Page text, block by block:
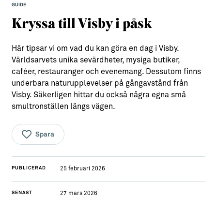
Aktiviteter
Möten & kongresser
Hansestaden världsarv
Gotlands kulturarv
Almedalsveckan
Medeltidsveckan
→ Gutamål och gotländska
→ Hyra bostad
→ Köpa bostad
→ Bygga hus
Allt om livet på Ön
→ Fritidsliv
→ Idrottsliv
→ Tonårsliv
GUIDE
Kryssa till Visby i påsk
Här tipsar vi om vad du kan göra en dag i Visby.
Världsarvets unika sevärdheter, mysiga butiker,
caféer, restauranger och evenemang. Dessutom finns
underbara naturupplevelser på gångavstånd från
Visby. Säkerligen hittar du också några egna små
smultronställen längs vägen.
Spara
PUBLICERAD 25 februari 2026
SENAST
27 mars 2026